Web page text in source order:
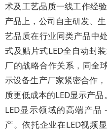
术及工艺品质一线工作经
产品上，公司自主研发、
艺品质在行业同类产品中
式及贴片式LED全自动封
厂的战略合作关系，同全
示设备生产厂家紧密合作
质更低成本的LED显示产
LED显示领域的高端产品
产。依托企业在LED视频